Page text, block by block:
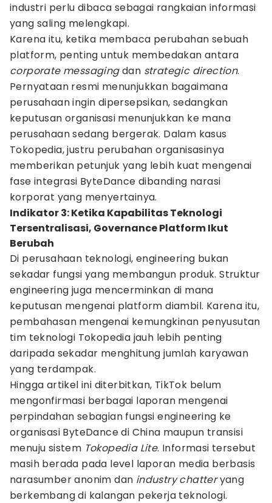
industri perlu dibaca sebagai rangkaian informasi
yang saling melengkapi.
Karena itu, ketika membaca perubahan sebuah
platform, penting untuk membedakan antara
corporate messagingdan strategic direction.
Pernyataan resmi menunjukkan bagaimana
perusahaan ingin dipersepsikan, sedangkan
keputusan organisasi menunjukkan ke mana
perusahaan sedang bergerak. Dalam kasus
Tokopedia, justru perubahan organisasinya
memberikan petunjuk yang lebih kuat mengenai
fase integrasi ByteDance dibanding narasi
korporat yang menyertainya.
Indikator 3: Ketika Kapabilitas Teknologi
Tersentralisasi, Governance Platform Ikut
Berubah
Di perusahaan teknologi, engineering bukan
sekadar fungsi yang membangun produk. Struktur
engineering juga mencerminkan di mana
keputusan mengenai platform diambil. Karena itu,
pembahasan mengenai kemungkinan penyusutan
tim teknologi Tokopedia jauh lebih penting
daripada sekadar menghitung jumlah karyawan
yang terdampak.
Hingga artikel ini diterbitkan, TikTok belum
mengonfirmasi berbagai laporan mengenai
perpindahan sebagian fungsi engineering ke
organisasi ByteDance di China maupun transisi
menuju sistem Tokopedia Lite. Informasi tersebut
masih berada pada level laporan media berbasis
narasumber anonim dan industry chatteryang
berkembang di kalangan pekerja teknologi.